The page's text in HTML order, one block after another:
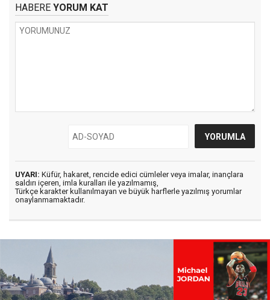
HABERE YORUM KAT
UYARI: Küfür, hakaret, rencide edici cümleler veya imalar, inançlara
saldırı içeren, imla kuralları ile yazılmamış,
Türkçe karakter kullanılmayan ve büyük harflerle yazılmış yorumlar
onaylanmamaktadır.